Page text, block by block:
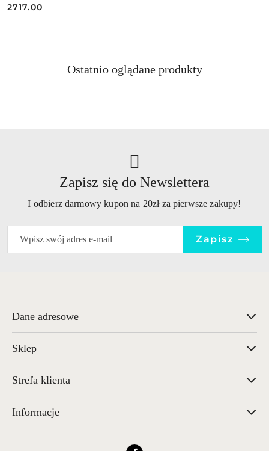
Cena:
2717.00
Pomiń karuzelę produktów
Produkty
Ostatnio oglądane produkty
Zapisz się do Newslettera
I odbierz darmowy kupon na 20zł za pierwsze zakupy!
Zapisz
Dane adresowe
Sklep
Strefa klienta
Informacje